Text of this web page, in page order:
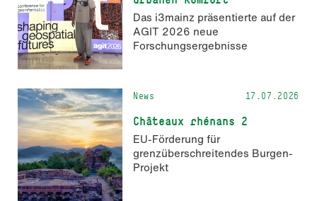
Das i3mainz präsentierte auf der
AGIT 2026 neue
Forschungsergebnisse
News 17.07.2026
Châteaux rhénans 2
EU-Förderung für
grenzüberschreitendes Burgen-
Projekt